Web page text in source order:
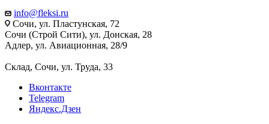
info@fleksi.ru
Сочи, ул. Пластунская, 72
Сочи (Строй Сити), ул. Донская, 28
Адлер, ул. Авиационная, 28/9
Склад, Сочи, ул. Труда, 33
Вконтакте
Telegram
Яндекс.Дзен